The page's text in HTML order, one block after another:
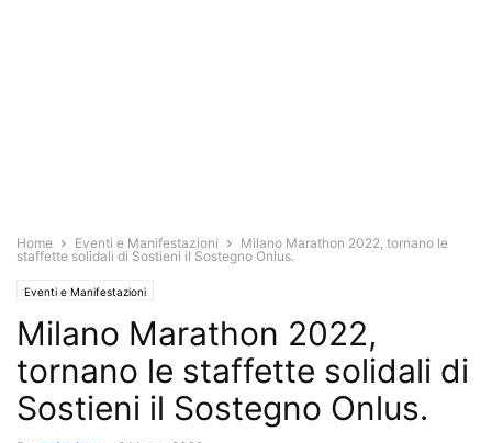
Home Eventi e Manifestazioni
Milano Marathon 2022, tornano le
staffette solidali di Sostieni il Sostegno Onlus.
Eventi e Manifestazioni
Milano Marathon 2022,
tornano le staffette solidali di
Sostieni il Sostegno Onlus.